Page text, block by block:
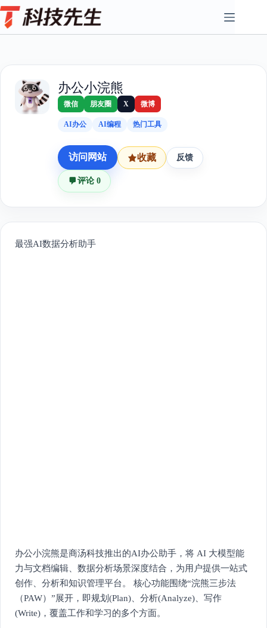
Skip
to
content
办公小浣熊
微信 朋友圈 X 微博
AI办公 AI编程 热门工具
访问网站 收藏 反馈
评论 0
最强AI数据分析助手
办公小浣熊是商汤科技推出的AI办公助手，将 AI 大模型能
力与文档编辑、数据分析场景深度结合，为用户提供一站式
创作、分析和知识管理平台。 核心功能围绕“浣熊三步法
（PAW）”展开，即规划(Plan)、分析(Analyze)、写作
(Write)，覆盖工作和学习的多个方面。